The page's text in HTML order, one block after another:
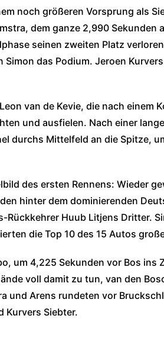
noch größeren Vorsprung als
dem ganze 2,990 Sekunden
seinen zweiten Platz
das Podium. Jeroen
van de Kevie, die nach einem
und ausfielen. Nach einer
durchs Mittelfeld an die Spitze,
des ersten Rennens: Wieder
hinter dem dominierenden
Rückkehrer Huub Litjens Dritter.
die Top 10 des 15 Autos
um 4,225 Sekunden vor Bos ins
voll damit zu tun, van den
und Arens rundeten vor
Kurvers Siebter.